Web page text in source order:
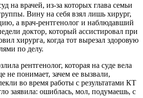
на врачей, из-за которых глава семьи
Вину на себя взял лишь хирург,
а врач-рентгенолог и наблюдавший
доктор, который ассистировал при
хирурга, когда тот вырезал здоровую
по делу.
рентгенолог, которая на суде вела
не понимает, зачем ее вызвали,
во время работы с результатами КТ
заявила: ошиблась, мол, подумаешь, с